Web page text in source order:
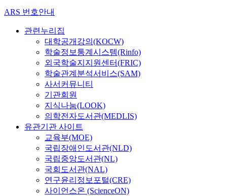
ARS 번호안내
관련누리집
대학공개강의(KOCW)
학술정보통계시스템(Rinfo)
외국학술지지원센터(FRIC)
학술관계분석서비스(SAM)
사서커뮤니티
기관회원
지식나눔(LOOK)
의학전자도서관(MEDLIS)
유관기관 사이트
교육부(MOE)
국립장애인도서관(NLD)
국립중앙도서관(NL)
국회도서관(NAL)
연구윤리정보포털(CRE)
사이언스온 (ScienceON)